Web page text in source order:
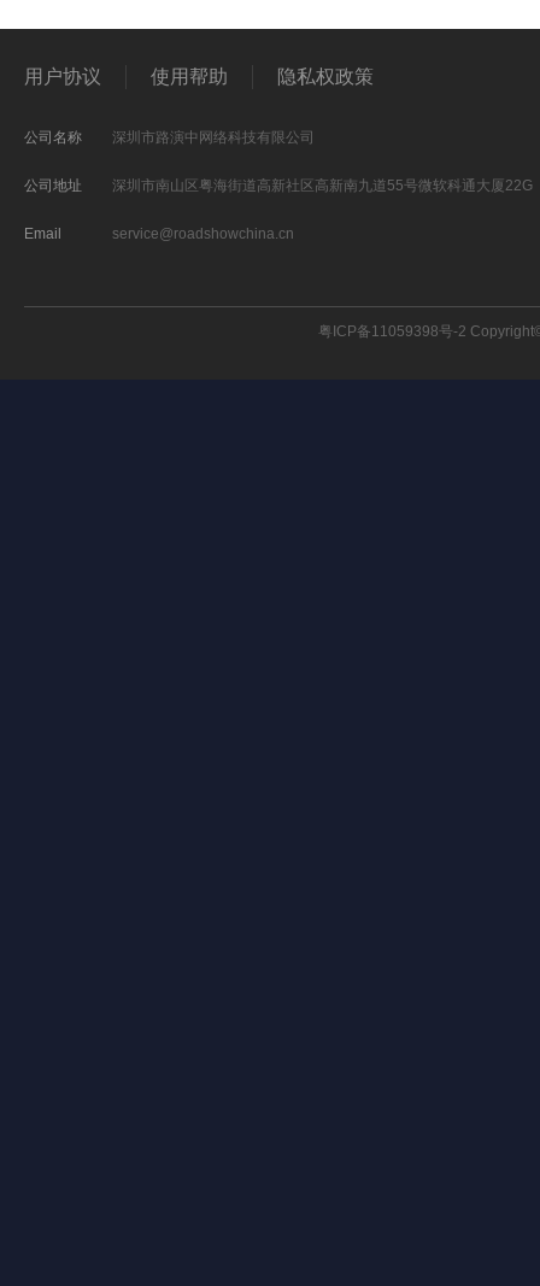
用户协议 使用帮助 隐私权政策
公司名称 深圳市路演中网络科技有限公司
公司地址 深圳市南山区粤海街道高新社区高新南九道55号微软科通大厦22G
Email service@roadshowchina.cn
粤ICP备11059398号-2